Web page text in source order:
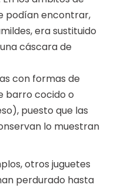
podían encontrar,
era sustituido
cáscara de
con formas de
barro cocido o
puesto que las
lo muestran
otros juguetes
perdurado hasta